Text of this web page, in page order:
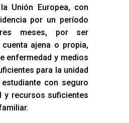
Unión Europea, con
por un período
meses, por ser
ajena o propia,
enfermedad y medios
para la unidad
con seguro
y recursos suficientes